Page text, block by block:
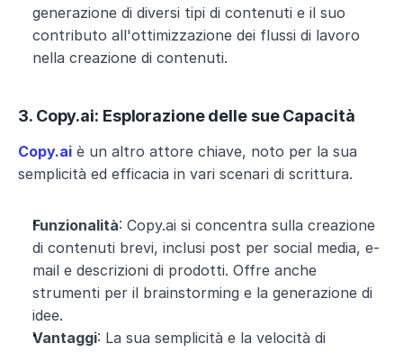
generazione di diversi tipi di contenuti e il suo
contributo all'ottimizzazione dei flussi di lavoro
nella creazione di contenuti.
3. Copy.ai: Esplorazione delle sue Capacità
Copy.ai è un altro attore chiave, noto per la sua
semplicità ed efficacia in vari scenari di scrittura.
Funzionalità: Copy.ai si concentra sulla creazione
di contenuti brevi, inclusi post per social media, e-
mail e descrizioni di prodotti. Offre anche
strumenti per il brainstorming e la generazione di
idee.
Vantaggi: La sua semplicità e la velocità di